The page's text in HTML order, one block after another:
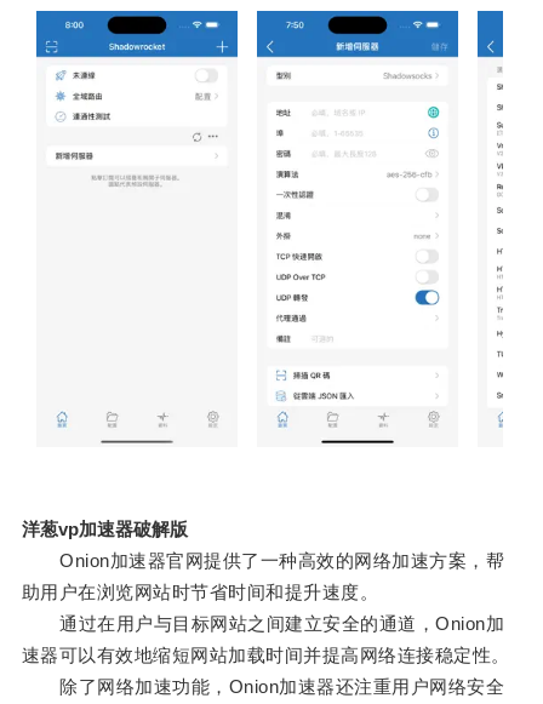
洋葱vp加速器破解版
Onion加速器官网提供了一种高效的网络加速方案，帮
助用户在浏览网站时节省时间和提升速度。
通过在用户与目标网站之间建立安全的通道，Onion加
速器可以有效地缩短网站加载时间并提高网络连接稳定性。
除了网络加速功能，Onion加速器还注重用户网络安全